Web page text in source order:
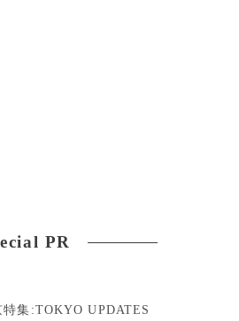
PR
特集:TOKYO UPDATES